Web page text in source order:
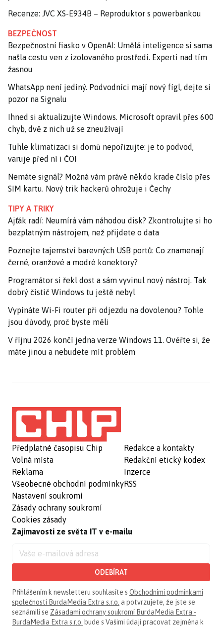
Recenze: JVC XS-E934B – Reproduktor s powerbankou
BEZPEČNOST
Bezpečnostní fiasko v OpenAI: Umělá inteligence si sama
našla cestu ven z izolovaného prostředí. Experti nad tím
žasnou
WhatsApp není jediný. Podvodníci mají nový fígl, dejte si
pozor na Signalu
Ihned si aktualizujte Windows. Microsoft opravil přes 600
chyb, dvě z nich už se zneužívají
Tuhle klimatizaci si domů nepořizujte: je to podvod,
varuje před ní i ČOI
Nemáte signál? Možná vám právě někdo krade číslo přes
SIM kartu. Nový trik hackerů ohrožuje i Čechy
TIPY A TRIKY
Ajťák radí: Neumírá vám náhodou disk? Zkontrolujte si ho
bezplatným nástrojem, než přijdete o data
Poznejte tajemství barevných USB portů: Co znamenají
černé, oranžové a modré konektory?
Programátor si řekl dost a sám vyvinul nový nástroj. Tak
dobrý čistič Windows tu ještě nebyl
Vypínáte Wi-Fi router při odjezdu na dovolenou? Tohle
jsou důvody, proč byste měli
V říjnu 2026 končí jedna verze Windows 11. Ověřte si, že
máte jinou a nebudete mít problém
Předplatné časopisu Chip
Volná místa
Reklama
Všeobecné obchodní podmínky
Nastavení soukromí
Zásady ochrany soukromí
Cookies zásady
Redakce a kontakty
Redakční etický kodex
Inzerce
RSS
Zajímavosti ze světa IT v e-mailu
ODEBÍRAT
Přihlášením k newsletteru souhlasíte s Obchodními podmínkami
společnosti BurdaMedia Extra s.r.o. a potvrzujete, že jste se
seznámili se Zásadami ochrany soukromí BurdaMedia Extra -
BurdaMedia Extra s.r.o. bude s Vašimi údaji pracovat zejména k